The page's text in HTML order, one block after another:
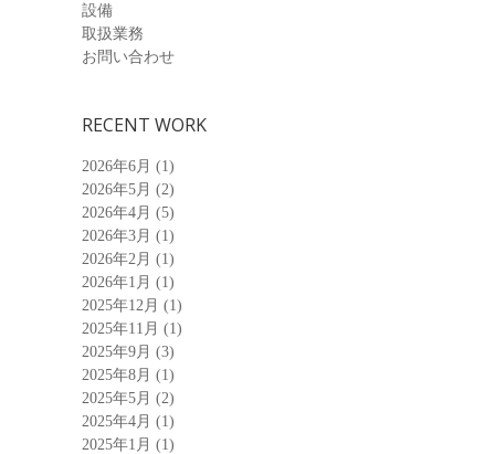
設備
取扱業務
お問い合わせ
RECENT WORK
2026年6月 (1)
2026年5月 (2)
2026年4月 (5)
2026年3月 (1)
2026年2月 (1)
2026年1月 (1)
2025年12月 (1)
2025年11月 (1)
2025年9月 (3)
2025年8月 (1)
2025年5月 (2)
2025年4月 (1)
2025年1月 (1)